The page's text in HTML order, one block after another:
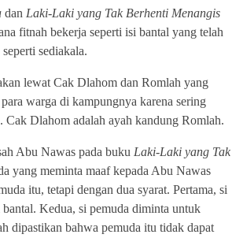
dan Laki-Laki yang Tak Berhenti Menangis
fitnah bekerja seperti isi bantal yang telah
sediakala.
lewat Cak Dlahom dan Romlah yang
warga di kampungnya karena sering
Cak Dlahom adalah ayah kandung Romlah.
Abu Nawas pada buku Laki-Laki yang Tak
yang meminta maaf kepada Abu Nawas
itu, tetapi dengan dua syarat. Pertama, si
Kedua, si pemuda diminta untuk
dipastikan bahwa pemuda itu tidak dapat